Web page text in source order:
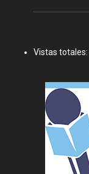
Vistas totales: